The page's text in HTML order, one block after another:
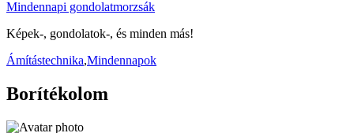
Mindennapi gondolatmorzsák
Képek-, gondolatok-, és minden más!
Ámítástechnika,Mindennapok
Borítékolom